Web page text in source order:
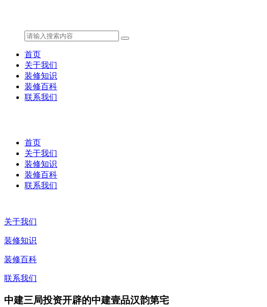
首页
关于我们
装修知识
装修百科
联系我们
首页
关于我们
装修知识
装修百科
联系我们
关于我们
装修知识
装修百科
联系我们
中建三局投资开辟的中建壹品汉韵第宅